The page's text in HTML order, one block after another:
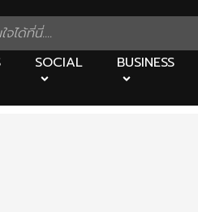
SOCIAL BUSINESS